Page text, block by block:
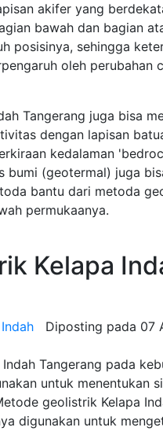
akifer yang
bawah dan bagian
posisinya, sehingga
oleh perubahan
Tangerang juga bisa
dengan lapisan
kedalaman
bumi (geotermal) juga
bantu dari metoda
permukaanya.
Kelapa
Diposting pada 07
Tangerang pada
untuk
geolistrik Kelapa
digunakan untuk